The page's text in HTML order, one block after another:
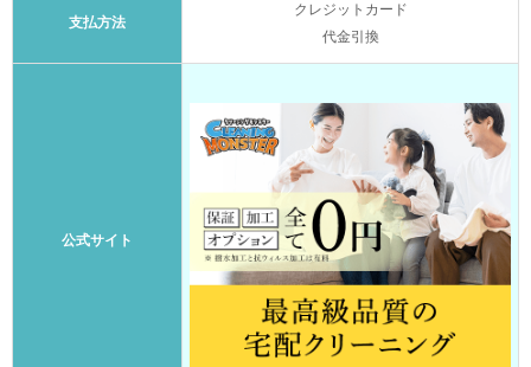
支払方法
クレジットカード
代金引換
公式サイト